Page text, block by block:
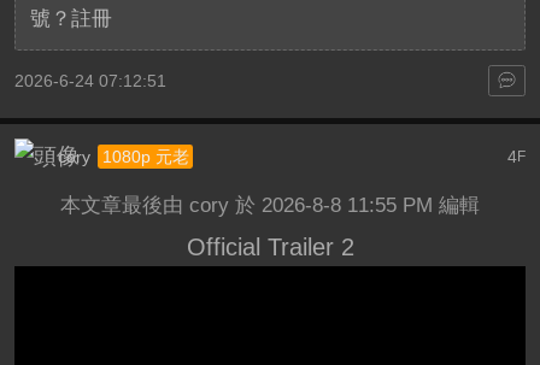
號？ 註冊
2026-6-24 07:12:51
4F
cory 1080p 元老
本文章最後由 cory 於 2026-8-8 11:55 PM 編輯
Official Trailer 2